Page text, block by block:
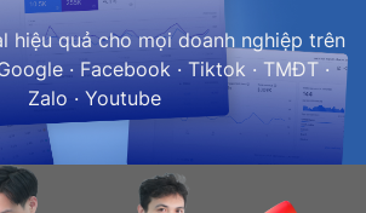
hiệu quả cho mọi doanh nghiệp trên
· Facebook · Tiktok · TMĐT ·
Zalo · Youtube